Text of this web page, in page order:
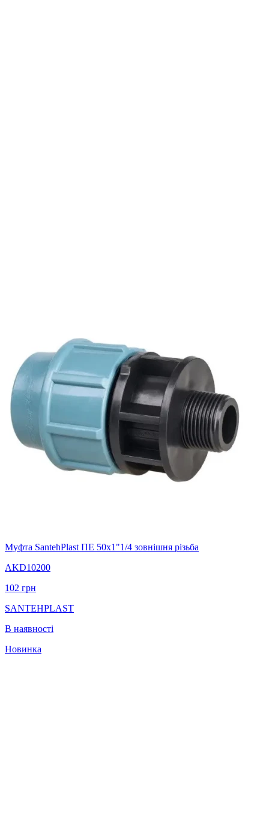
Муфта SantehPlast ПЕ 50x1"1/4 зовнішня різьба
AKD10200
102 грн
SANTEHPLAST
В наявності
Новинка